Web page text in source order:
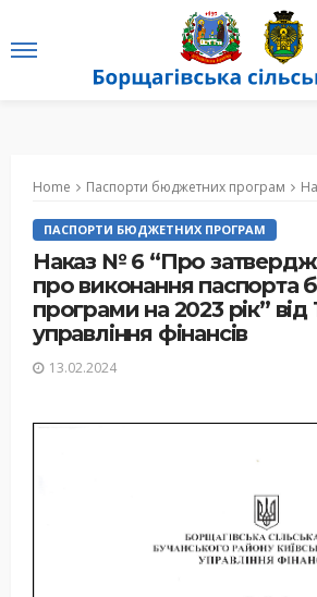
Home Паспорти бюджетних програм Наказ № 6
ПАСПОРТИ БЮДЖЕТНИХ ПРОГРАМ
Наказ № 6 “Про
про виконання паспорта
програми на 2023 рік” від
управління фінансів
13.02.2024